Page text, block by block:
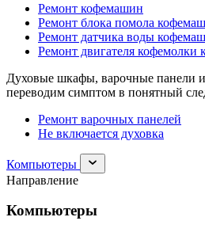
Ремонт кофемашин
Ремонт блока помола
Ремонт датчика воды
Ремонт двигателя
Духовые шкафы, варочные панели
переводим симптом в понятный
Ремонт варочных панелей
Не включается духовка
Компьютеры
Раскрыть
раздел
Направление
Компьютеры